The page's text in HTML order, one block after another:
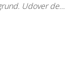
Udover de…